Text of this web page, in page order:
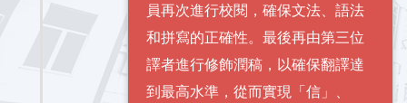
員再次進行校閱，確保文法、語法
和拼寫的正確性。最後再由第三位
譯者進行修飾潤稿，以確保翻譯達
到最高水準，從而實現「信」、